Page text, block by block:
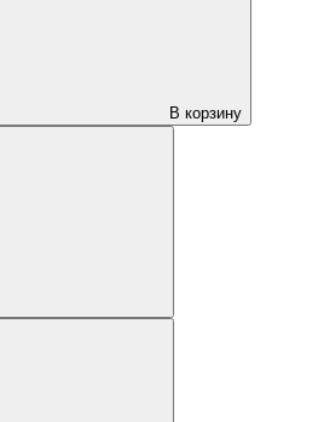
В корзину